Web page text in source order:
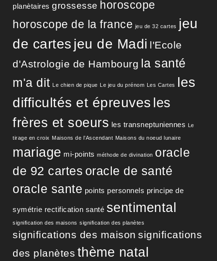
planètaires grossesse horoscope
horoscope de la france jeu de 32 cartes jeu
de cartes jeu de Madi l'Ecole
d'Astrologie de Hambourg la santé
m'a dit Le chien de pique Le jeu du prénom Les Cartes les
difficultés et épreuves les
frères et soeurs les transneptuniennes Le
tirage en croix Maisons de l’Ascendant Maisons du noeud lunaire
mariage mi-points méthode de divination oracle
de 92 cartes oracle de santé
oracle sante points personnels principe de
symétrie rectification santé sentimental
signification des maisons signification des planètes
significations des maison significations
des planètes thème natal